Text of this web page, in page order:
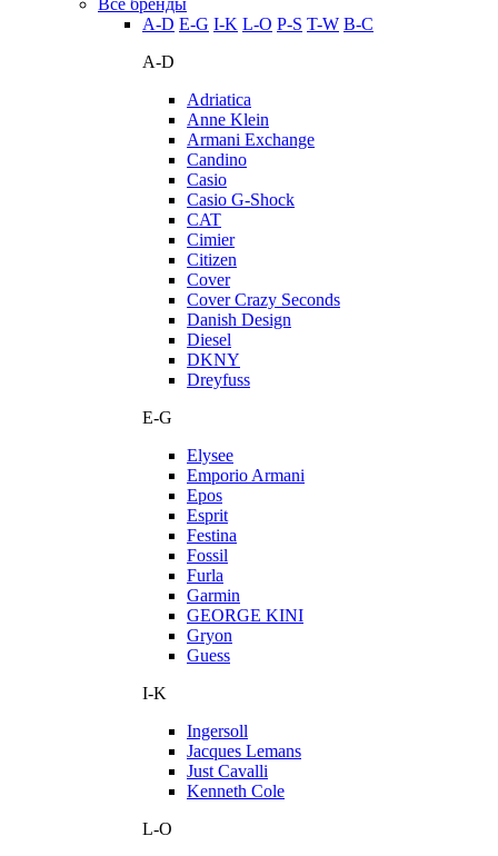
Все бренды
A-D E-G I-K L-O P-S T-W В-С
A-D
Adriatica
Anne Klein
Armani Exchange
Candino
Casio
Casio G-Shock
CAT
Cimier
Citizen
Cover
Cover Crazy Seconds
Danish Design
Diesel
DKNY
Dreyfuss
E-G
Elysee
Emporio Armani
Epos
Esprit
Festina
Fossil
Furla
Garmin
GEORGE KINI
Gryon
Guess
I-K
Ingersoll
Jacques Lemans
Just Cavalli
Kenneth Cole
L-O